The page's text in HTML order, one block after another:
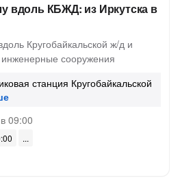
вдоль КБЖД: из Иркутска в
Кругобайкальской ж/д и
сооружения
станция Кругобайкальской
09:00